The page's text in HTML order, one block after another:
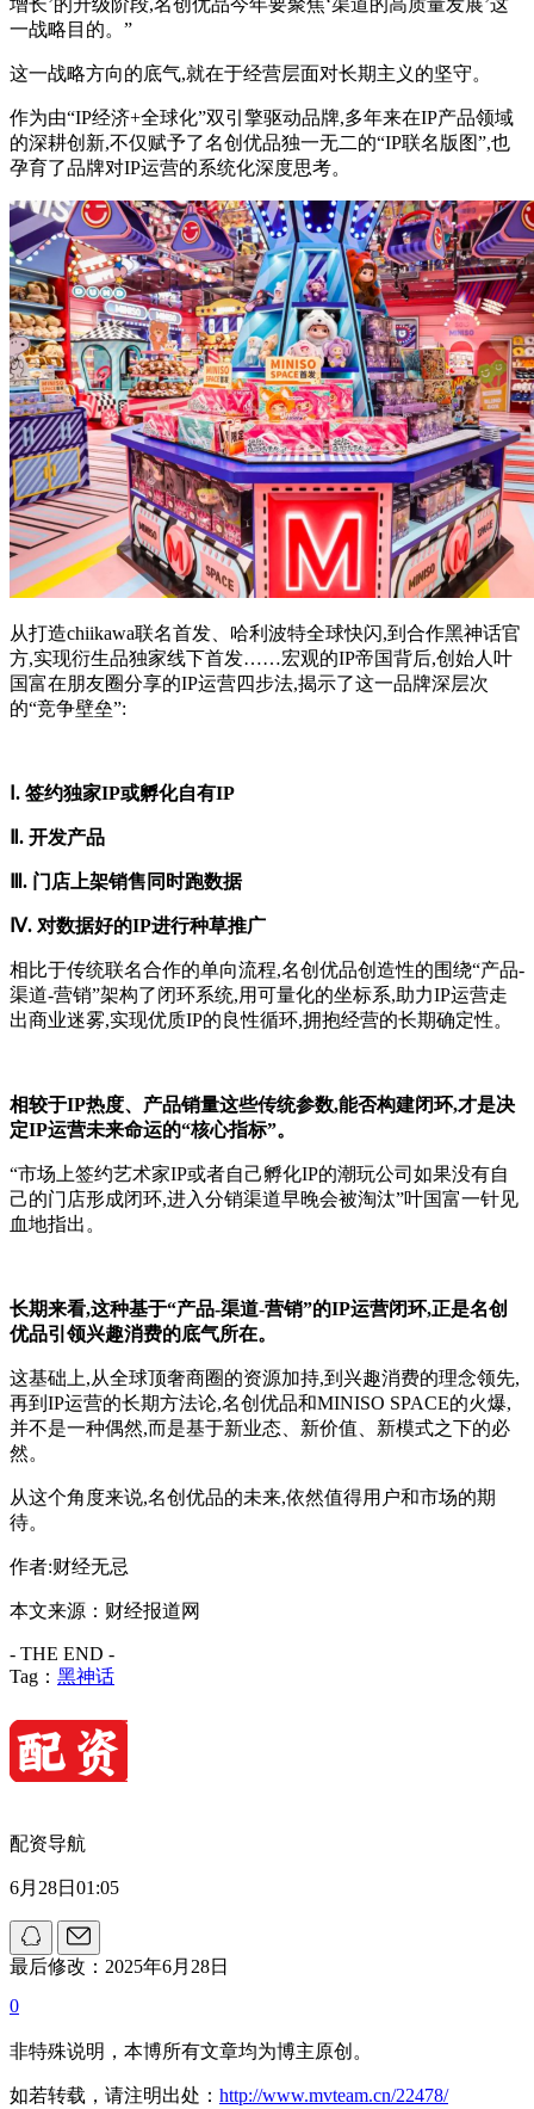
增长’的升级阶段,名创优品今年要聚焦‘渠道的高质量发展’这
一战略目的。”
这一战略方向的底气,就在于经营层面对长期主义的坚守。
作为由“IP经济+全球化”双引擎驱动品牌,多年来在IP产品领域
的深耕创新,不仅赋予了名创优品独一无二的“IP联名版图”,也
孕育了品牌对IP运营的系统化深度思考。
从打造chiikawa联名首发、哈利波特全球快闪,到合作黑神话官
方,实现衍生品独家线下首发……宏观的IP帝国背后,创始人叶
国富在朋友圈分享的IP运营四步法,揭示了这一品牌深层次
的“竞争壁垒”:
Ⅰ. 签约独家IP或孵化自有IP
Ⅱ. 开发产品
Ⅲ. 门店上架销售同时跑数据
Ⅳ. 对数据好的IP进行种草推广
相比于传统联名合作的单向流程,名创优品创造性的围绕“产品-
渠道-营销”架构了闭环系统,用可量化的坐标系,助力IP运营走
出商业迷雾,实现优质IP的良性循环,拥抱经营的长期确定性。
相较于IP热度、产品销量这些传统参数,能否构建闭环,才是决
定IP运营未来命运的“核心指标”。
“市场上签约艺术家IP或者自己孵化IP的潮玩公司如果没有自
己的门店形成闭环,进入分销渠道早晚会被淘汰”叶国富一针见
血地指出。
长期来看,这种基于“产品-渠道-营销”的IP运营闭环,正是名创
优品引领兴趣消费的底气所在。
这基础上,从全球顶奢商圈的资源加持,到兴趣消费的理念领先,
再到IP运营的长期方法论,名创优品和MINISO SPACE的火爆,
并不是一种偶然,而是基于新业态、新价值、新模式之下的必
然。
从这个角度来说,名创优品的未来,依然值得用户和市场的期
待。
作者:财经无忌
本文来源：财经报道网
- THE END -
Tag： 黑神话
配资导航
6月28日01:05
最后修改：2025年6月28日
0
非特殊说明，本博所有文章均为博主原创。
如若转载，请注明出处： http://www.mvteam.cn/22478/